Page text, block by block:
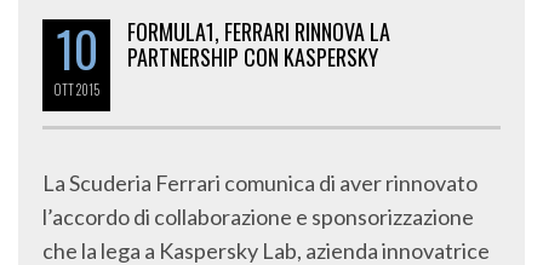
10
OTT2015
FORMULA1, FERRARI RINNOVA LA
PARTNERSHIP CON KASPERSKY
La Scuderia Ferrari comunica di aver rinnovato
l’accordo di collaborazione e sponsorizzazione
che la lega a Kaspersky Lab, azienda innovatrice